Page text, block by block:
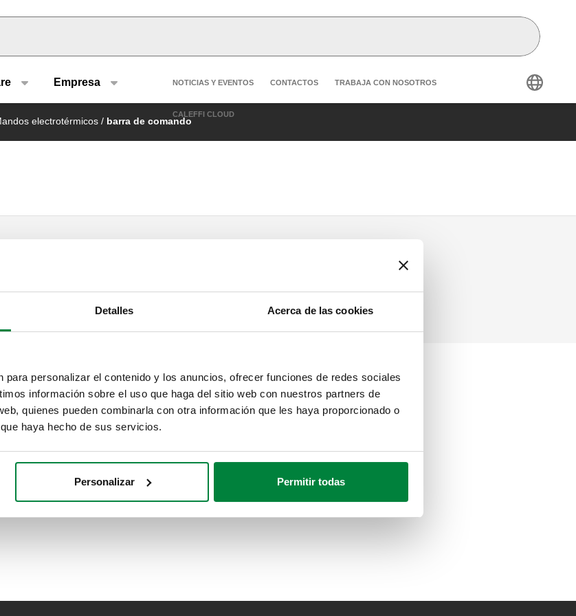
Detalles Acerca de las cookies
para personalizar el contenido y los anuncios, ofrecer funciones de redes sociales
información sobre el uso que haga del sitio web con nuestros partners de
quienes pueden combinarla con otra información que les haya proporcionado o
haya hecho de sus servicios.
Personalizar Permitir todas
Empresa Header secondary navigation
NOTICIAS Y EVENTOS CONTACTOS TRABAJA CON NOSOTROS
CALEFFI CLOUD
electrotérmicos / barra de comando